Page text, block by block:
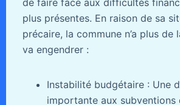
plus présentes. En raison de sa
précaire, la commune n’a plus de
va engendrer :
Instabilité budgétaire : Une
importante aux subventions